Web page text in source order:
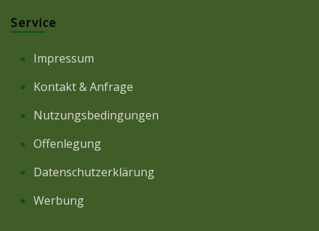
Service
Impressum
Kontakt & Anfrage
Nutzungsbedingungen
Offenlegung
Datenschutzerklärung
Werbung